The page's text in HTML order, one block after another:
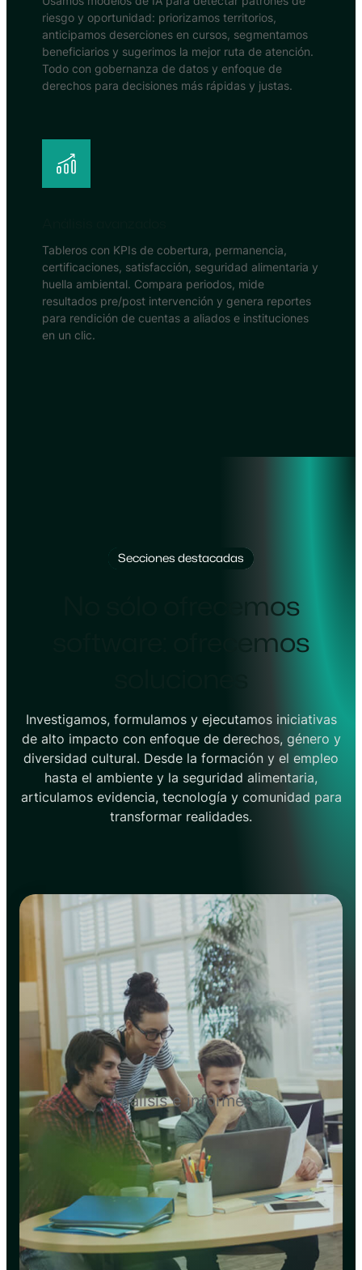
riesgo y oportunidad: priorizamos territorios,
anticipamos deserciones en cursos, segmentamos
beneficiarios y sugerimos la mejor ruta de atención.
Todo con gobernanza de datos y enfoque de
derechos para decisiones más rápidas y justas.
Tableros con KPIs de cobertura, permanencia,
certificaciones, satisfacción, seguridad alimentaria y
huella ambiental. Compara periodos, mide
resultados pre/post intervención y genera reportes
para rendición de cuentas a aliados e instituciones
en un clic.
Secciones destacadas
No sólo ofrecemos
software: ofrecemos
Investigamos, formulamos y ejecutamos iniciativas
de alto impacto con enfoque de derechos, género y
diversidad cultural. Desde la formación y el empleo
hasta el ambiente y la seguridad alimentaria,
articulamos evidencia, tecnología y comunidad para
transformar realidades.
Análisis e informes